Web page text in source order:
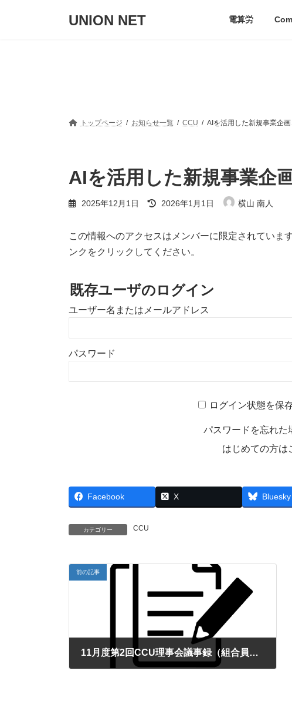
UNION NET 電算労
トップページ お知らせ一覧 CCU AIを活用した新規事業企画
AIを活用した新規事業企
2025年12月1日
最
終
新
日
時
2026年1月1日 横山 南人
この情報へのアクセスはメンバーに限定されていま
ンクをクリックしてください。
既存ユーザのログイン
ユーザー名またはメールアドレス
パスワード
i
v
e
ログイン状態を保
パスワードを忘れた
はじめての方は
Facebook X Bluesky
カテゴリー CCU
前の記事
11月度第2回CCU理事会議事録（組合員向け）